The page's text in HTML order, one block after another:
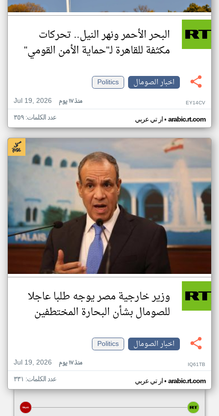
البحر الأحمر ونهر النيل.. تحركات
مكثفة للقاهرة لـ"حماية الأمن القومي"
اخبار الصومال
Politics
Jul 19, 2026
منذ ١٧ يوم EY14CV
ار تي عربي• arabic.rt.com عدد الكلمات: ٣٥٩
وزير خارجية مصر يوجه طلبا عاجلا
للصومال بشأن البحارة المختطفين
اخبار الصومال
Politics
Jul 19, 2026
منذ ١٧ يوم IQ61TB
ار تي عربي• arabic.rt.com عدد الكلمات: ٣٣١